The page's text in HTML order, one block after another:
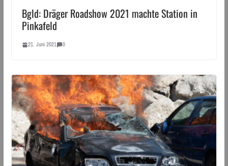
Bgld: Dräger Roadshow 2021 machte Station in
Pinkafeld
21. Juni 2021 0